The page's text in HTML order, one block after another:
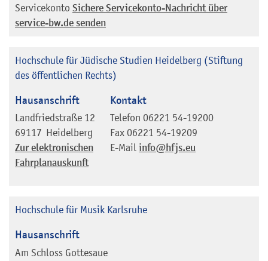
Servicekonto Sichere Servicekonto-Nachricht über
service-bw.de senden
Hochschule für Jüdische Studien Heidelberg (Stiftung
des öffentlichen Rechts)
Hausanschrift
Landfriedstraße 12
69117 Heidelberg
Zur elektronischen
Fahrplanauskunft
Kontakt
Telefon 06221 54-19200
Fax 06221 54-19209
E-Mail info@hfjs.eu
Hochschule für Musik Karlsruhe
Hausanschrift
Am Schloss Gottesaue